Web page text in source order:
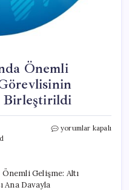
Önemli
Birleştirildi
Ferdi
Gelişme:
Altı
yorumlar kapalı